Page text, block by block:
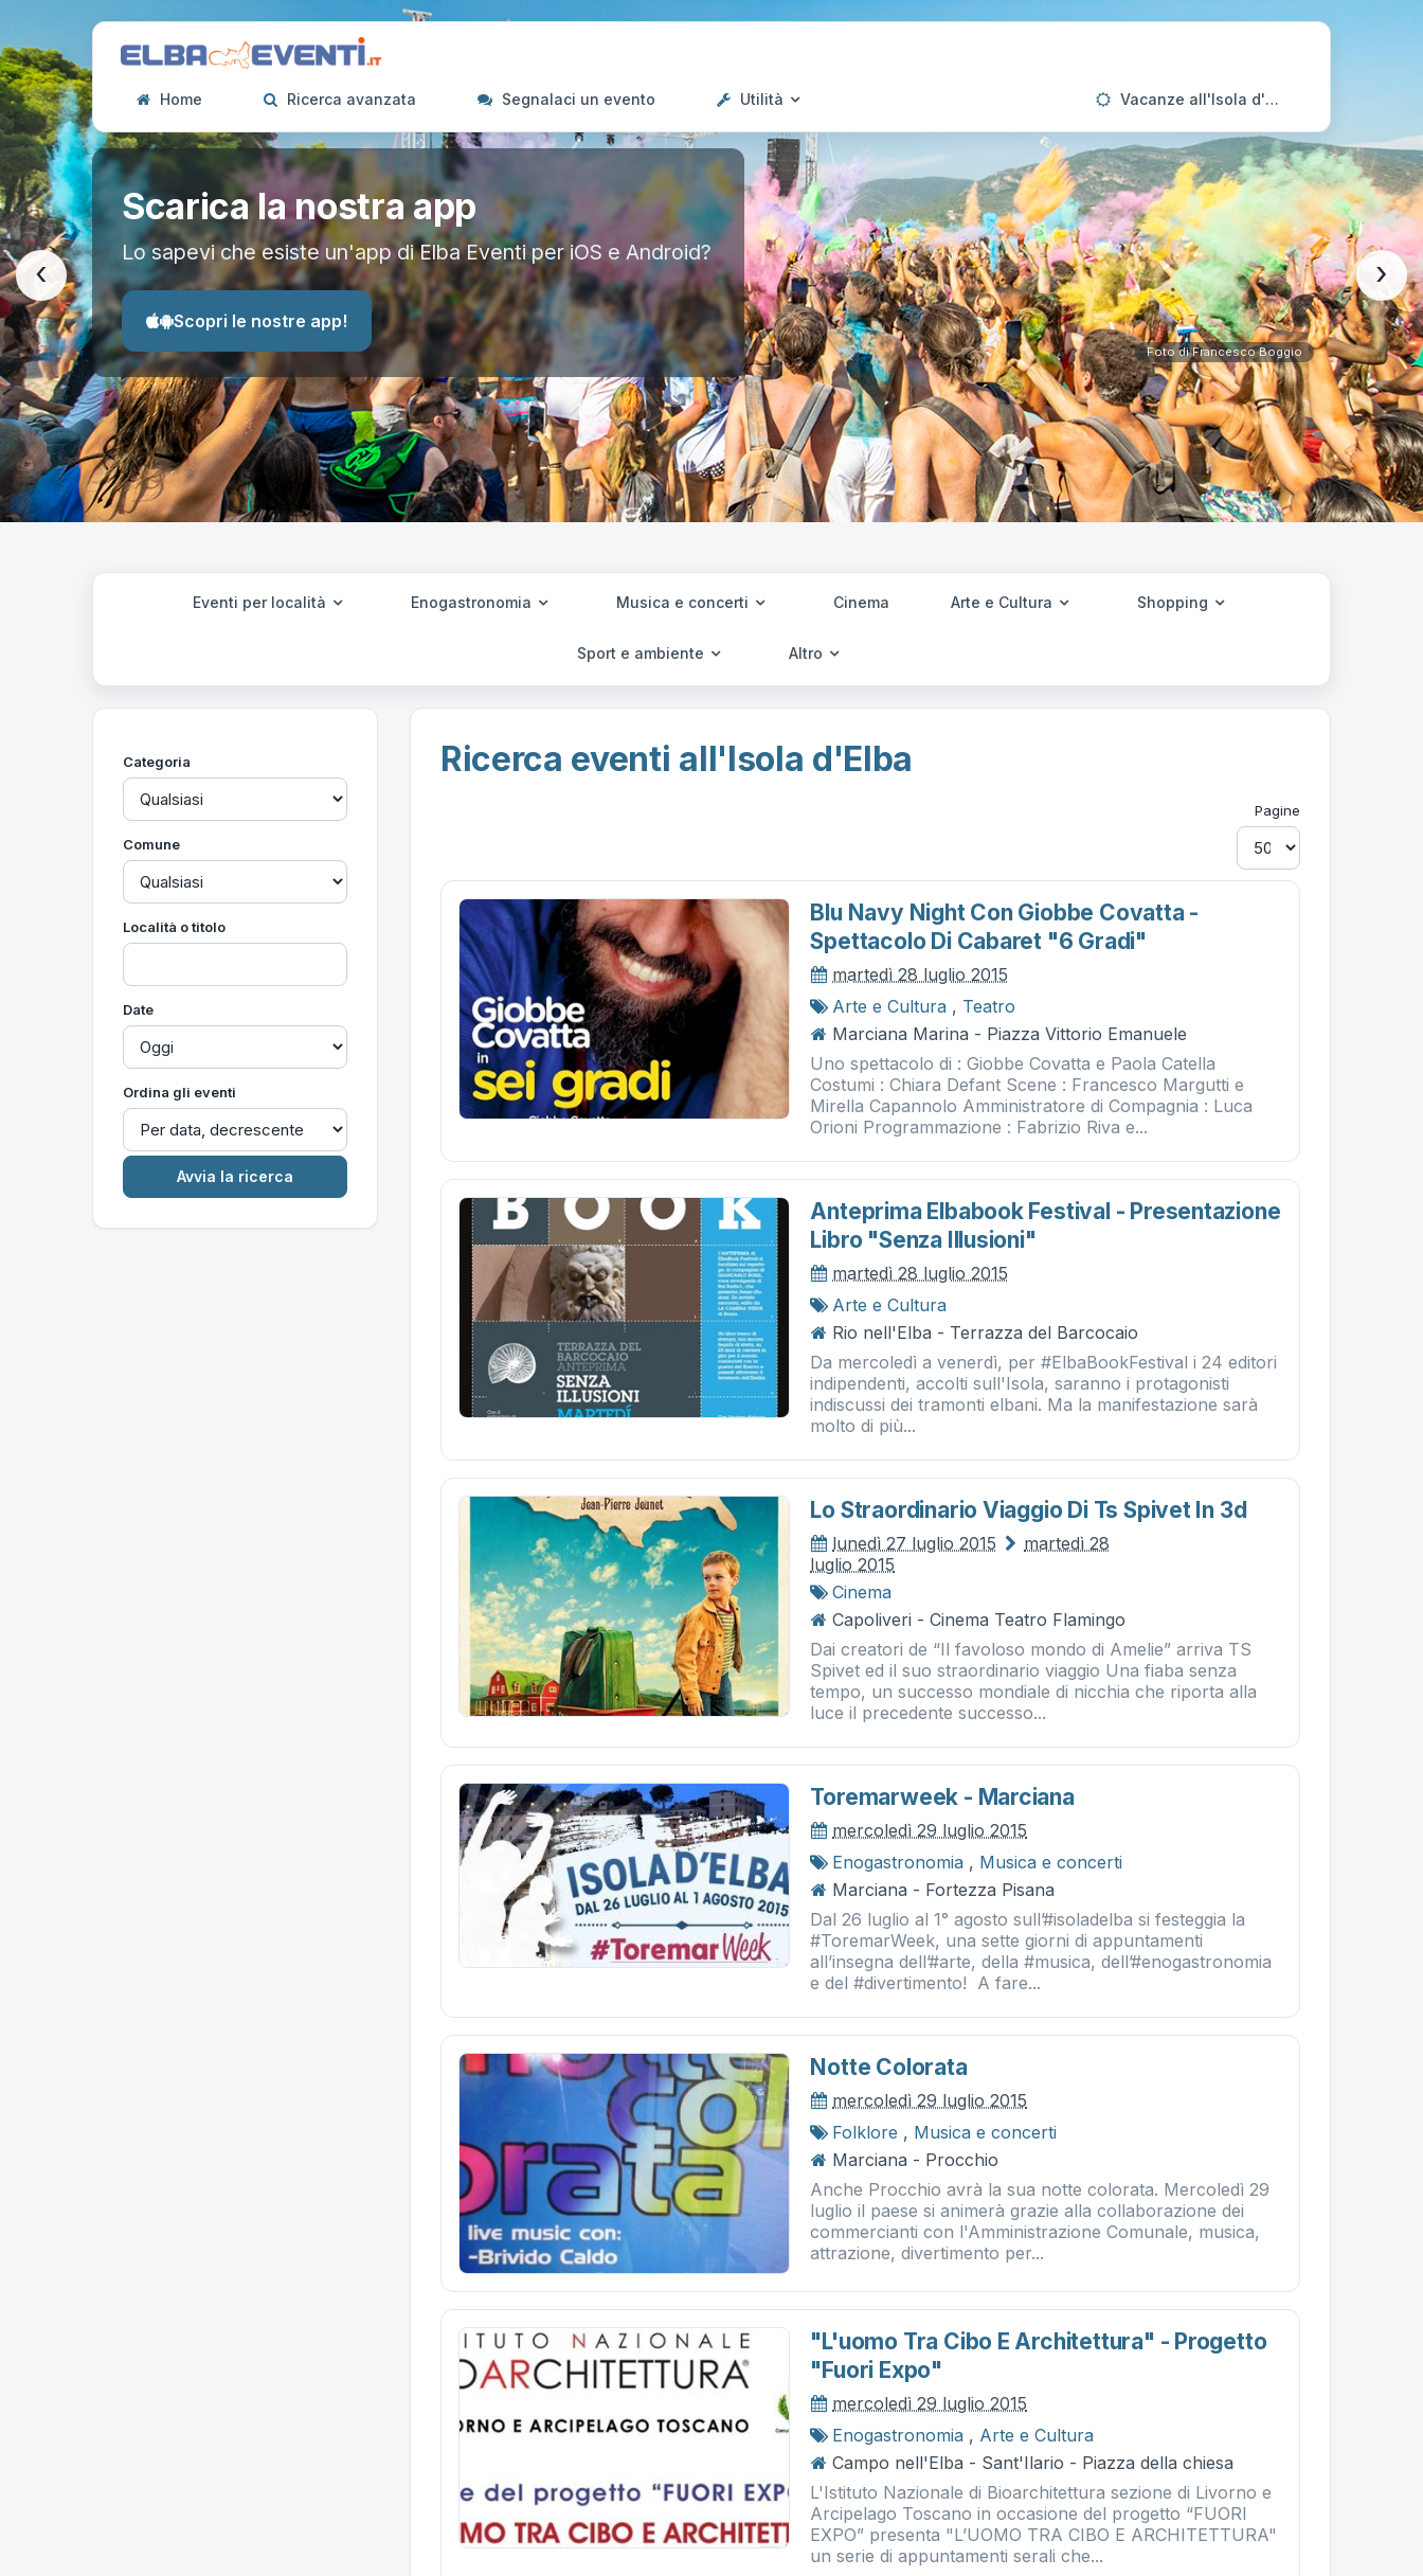
Home Ricerca avanzata Segnalaci un evento Utilità Vacanze all'Isola d'Elba
Scarica la nostra app
Lo sapevi che esiste un'app di Elba Eventi per iOS e Android?
Scopri le nostre app!
Foto di Francesco Boggio
‹ ›
Eventi per località Enogastronomia Musica e concerti Cinema Arte e Cultura Shopping
Sport e ambiente Altro
Categoria
Comune
Località o titolo
Date
Ordina gli eventi
Ricerca eventi all'Isola d'Elba
Pagine
Blu Navy Night Con Giobbe Covatta -
Spettacolo Di Cabaret "6 Gradi"
martedì 28 luglio 2015
Arte e Cultura , Teatro
Marciana Marina - Piazza Vittorio Emanuele
Uno spettacolo di : Giobbe Covatta e Paola Catella
Costumi : Chiara Defant Scene : Francesco Margutti e
Mirella Capannolo Amministratore di Compagnia : Luca
Orioni Programmazione : Fabrizio Riva e...
Anteprima Elbabook Festival - Presentazione
Libro "senza Illusioni"
martedì 28 luglio 2015
Arte e Cultura
Rio nell'Elba - Terrazza del Barcocaio
Da mercoledì a venerdì, per #ElbaBookFestival i 24 editori
indipendenti, accolti sull'Isola, saranno i protagonisti
indiscussi dei tramonti elbani. Ma la manifestazione sarà
molto di più...
Lo Straordinario Viaggio Di Ts Spivet In 3d
lunedì 27 luglio 2015
martedì 28
luglio 2015
Cinema
Capoliveri - Cinema Teatro Flamingo
Dai creatori de “Il favoloso mondo di Amelie” arriva TS
Spivet ed il suo straordinario viaggio Una fiaba senza
tempo, un successo mondiale di nicchia che riporta alla
luce il precedente successo...
Toremarweek - Marciana
mercoledì 29 luglio 2015
Enogastronomia , Musica e concerti
Marciana - Fortezza Pisana
Dal 26 luglio al 1° agosto sull’#isoladelba si festeggia la
#ToremarWeek, una sette giorni di appuntamenti
all’insegna dell’#arte, della #musica, dell’#enogastronomia
e del #divertimento! A fare...
Notte Colorata
mercoledì 29 luglio 2015
Folklore , Musica e concerti
Marciana - Procchio
Anche Procchio avrà la sua notte colorata. Mercoledì 29
luglio il paese si animerà grazie alla collaborazione dei
commercianti con l'Amministrazione Comunale, musica,
attrazione, divertimento per...
"l'uomo Tra Cibo E Architettura" - Progetto
"fuori Expo"
mercoledì 29 luglio 2015
Enogastronomia , Arte e Cultura
Campo nell'Elba - Sant'Ilario - Piazza della chiesa
L'Istituto Nazionale di Bioarchitettura sezione di Livorno e
Arcipelago Toscano in occasione del progetto “FUORI
EXPO” presenta "L’UOMO TRA CIBO E ARCHITETTURA"
un serie di appuntamenti serali che...